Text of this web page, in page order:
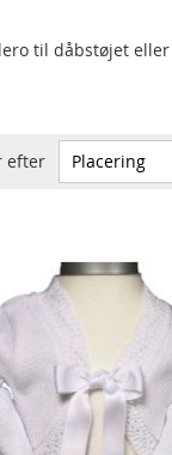
til dåbstøjet
efter